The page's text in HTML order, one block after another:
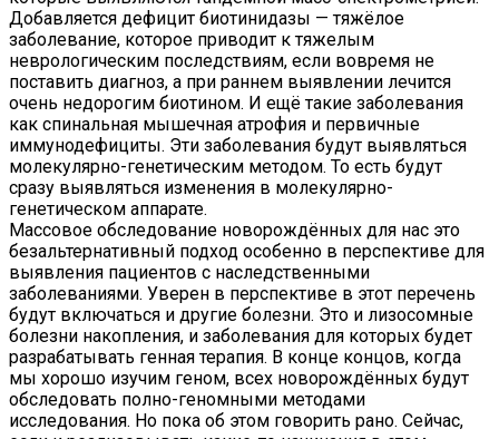
Добавляется дефицит биотинидазы — тяжёлое
заболевание, которое приводит к тяжелым
неврологическим последствиям, если вовремя не
поставить диагноз, а при раннем выявлении лечится
очень недорогим биотином. И ещё такие заболевания
как спинальная мышечная атрофия и первичные
иммунодефициты. Эти заболевания будут выявляться
молекулярно-генетическим методом. То есть будут
сразу выявляться изменения в молекулярно-
генетическом аппарате.
Массовое обследование новорождённых для нас это
безальтернативный подход особенно в перспективе для
выявления пациентов с наследственными
заболеваниями. Уверен в перспективе в этот перечень
будут включаться и другие болезни. Это и лизосомные
болезни накопления, и заболевания для которых будет
разрабатывать генная терапия. В конце концов, когда
мы хорошо изучим геном, всех новорождённых будут
обследовать полно-геномными методами
исследования. Но пока об этом говорить рано. Сейчас,